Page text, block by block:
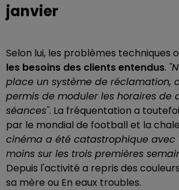
janvier
Selon lui, les problèmes techniques
les besoins des clients entendus.
place un système de réclamation,
permis de moduler les horaires de
séances". La fréquentation a
par le mondial de football et la
cinéma a été catastrophique avec
moins sur les trois premières
Depuis l'activité a repris des
sa mère ou En eaux troubles.